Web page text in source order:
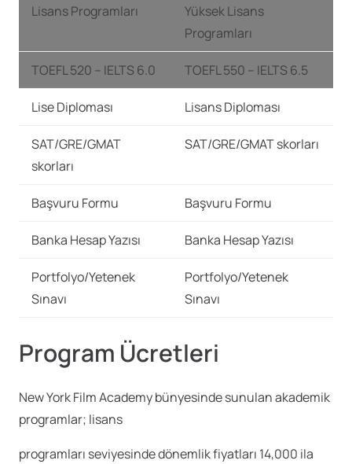
Lisans Programları
Yüksek Lisans
Programları
TOEFL 520 – IELTS 6.0 TOEFL 550 – IELTS 6.5
Lise Diploması Lisans Diploması
SAT/GRE/GMAT
skorları
SAT/GRE/GMAT skorları
Başvuru Formu Başvuru Formu
Banka Hesap Yazısı Banka Hesap Yazısı
Portfolyo/Yetenek
Sınavı
Portfolyo/Yetenek
Sınavı
Program Ücretleri
New York Film Academy bünyesinde sunulan akademik
programlar; lisans
programları seviyesinde dönemlik fiyatları 14,000 ila